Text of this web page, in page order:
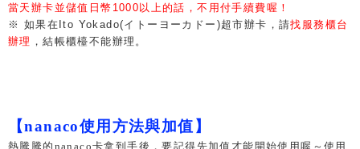
當天辦卡並儲值日幣1000以上的話，不用付手續費喔！
※ 如果在Ito Yokado(イトーヨーカドー)超市辦卡，請找服務櫃台
辦理 ，結帳櫃檯不能辦理。
【nanaco使用方法與加值】
熱騰騰的nanaco卡拿到手後，要記得先加值才能開始使用喔～使用